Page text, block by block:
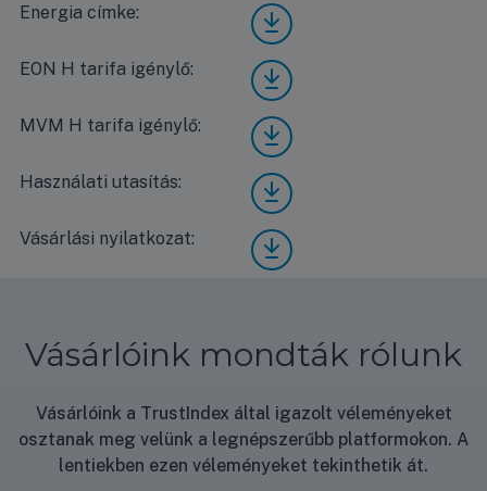
Energia címke:
Mide
a All
Easy
Pro
MEX
-12-
SP-
WIFI
ener
gia
címk
e
EON H tarifa igénylő:
Mide
a All
Easy
Pro
MEX
-12-
SP-
WIFI
EON
H
ylő
MVM H tarifa igénylő:
Mide
a All
Easy
Pro
MEX
-12-
SP-
WIFI
a
ylő
Használati utasítás:
Mide
a All
Easy
Pro
MEX
hasz
útmu
tató
Vásárlási nyilatkozat:
Vásá
rlási
Vásárlóink mondták rólunk
Vásárlóink a TrustIndex által igazolt véleményeket
osztanak meg velünk a legnépszerűbb platformokon. A
lentiekben ezen véleményeket tekinthetik át.